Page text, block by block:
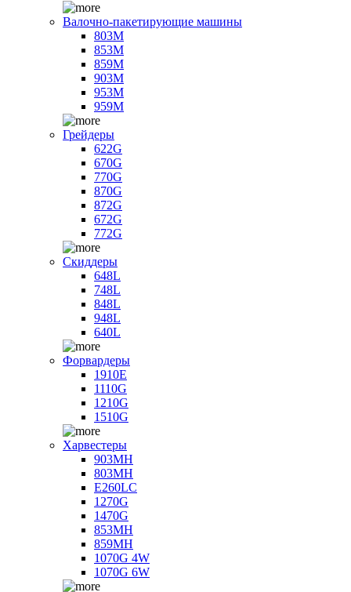
Валочно-пакетирующие машины
803M
853M
859M
903M
953M
959M
Грейдеры
622G
670G
770G
870G
872G
672G
772G
Скиддеры
648L
748L
848L
948L
640L
Форвардеры
1910E
1110G
1210G
1510G
Харвестеры
903MH
803MH
E260LC
1270G
1470G
853MH
859MH
1070G 4W
1070G 6W